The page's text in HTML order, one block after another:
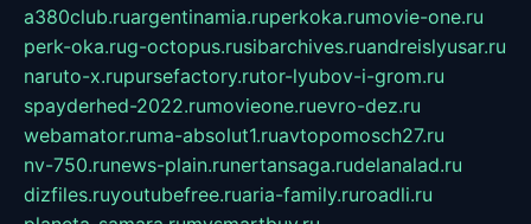
a380club.ruargentinamia.ruperkoka.rumovie-one.ru
perk-oka.rug-octopus.rusibarchives.ruandreislyusar.ru
naruto-x.rupursefactory.rutor-lyubov-i-grom.ru
spayderhed-2022.rumovieone.ruevro-dez.ru
webamator.ruma-absolut1.ruavtopomosch27.ru
nv-750.runews-plain.runertansaga.rudelanalad.ru
dizfiles.ruyoutubefree.ruaria-family.ruroadli.ru